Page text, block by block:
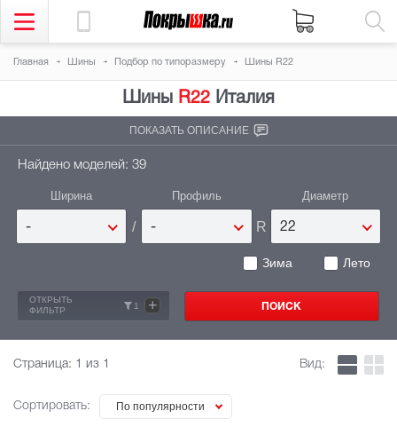
Главная Шины Подбор по типоразмеру Шины R22
Шины R22 Италия
ПОКАЗАТЬ ОПИСАНИЕ
Найдено моделей: 39
Ширина
- /
Профиль
- R
Диаметр
22
Зима Лето
ОТКРЫТЬ
ФИЛЬТР
1 +
Страница: 1 из 1
Сортировать: По популярности
Вид: